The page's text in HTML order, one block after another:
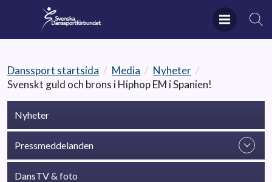
Danssport startsida / Media / Nyheter /
Svenskt guld och brons i Hiphop EM i Spanien!
Nyheter
Pressmeddelanden
DansTV & foto